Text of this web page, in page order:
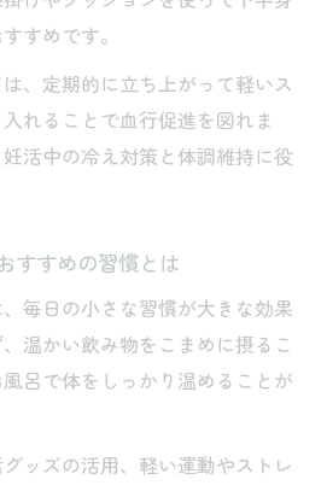
すめです。
、定期的に立ち上がって軽いス
れることで血行促進を図れま
活中の冷え対策と体調維持に役
すすめの習慣とは
毎日の小さな習慣が大きな効果
温かい飲み物をこまめに摂るこ
呂で体をしっかり温めることが
ッズの活用、軽い運動やストレ